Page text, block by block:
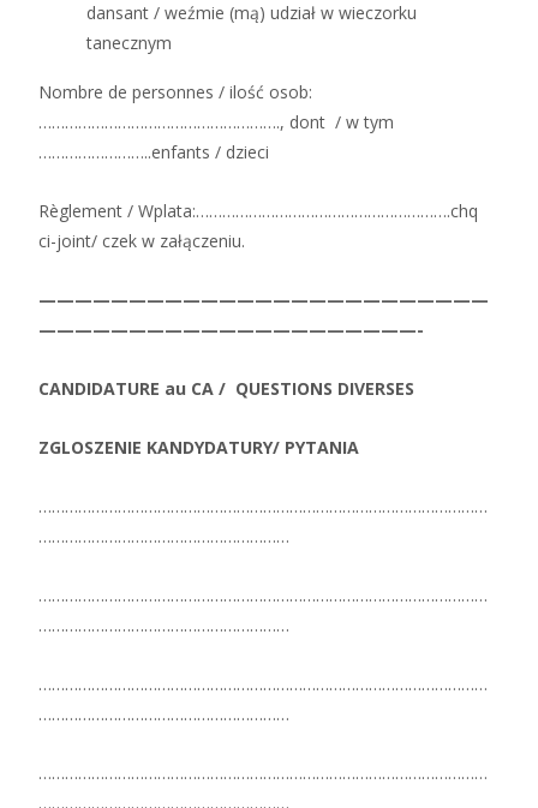
dansant / weźmie (mą) udział w wieczorku
tanecznym
Nombre de personnes / ilość osob:
………………………………………………., dont / w tym
……………………..enfants / dzieci
Règlement / Wplata:………………………………………………….chq
ci-joint/ czek w załączeniu.
—————————————————————————
—————————————————————-
CANDIDATURE au CA / QUESTIONS DIVERSES
ZGLOSZENIE KANDYDATURY/ PYTANIA
…………………………………………………………………………………………
…………………………………………………
…………………………………………………………………………………………
…………………………………………………
…………………………………………………………………………………………
…………………………………………………
…………………………………………………………………………………………
…………………………………………………